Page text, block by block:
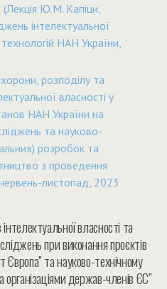
Ю.М. Капіци,
інтелектуальної
НАН України,
розподілу та
власності у
НАН України на
та науково-
розробок та
з проведення
листопад, 2023
власності та
при виконання проєктів
та науково-технічному
організаціями держав-членів ЄС”